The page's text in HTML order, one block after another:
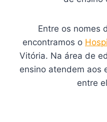
Entre os nomes
encontramos o
Vitória. Na área de
ensino atendem
entre